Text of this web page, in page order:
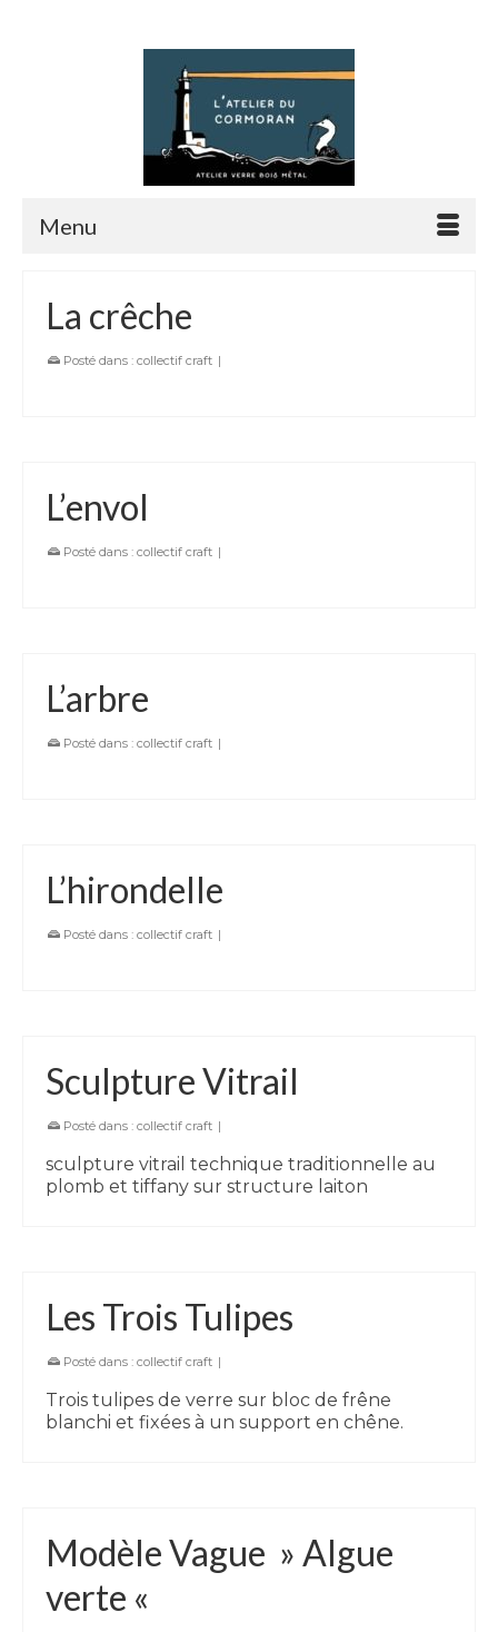
Menu
La crêche
Posté dans : collectif craft |
L’envol
Posté dans : collectif craft |
L’arbre
Posté dans : collectif craft |
L’hirondelle
Posté dans : collectif craft |
Sculpture Vitrail
Posté dans : collectif craft |
sculpture vitrail technique traditionnelle au
plomb et tiffany sur structure laiton
Les Trois Tulipes
Posté dans : collectif craft |
Trois tulipes de verre sur bloc de frêne
blanchi et fixées à un support en chêne.
Modèle Vague » Algue
verte «